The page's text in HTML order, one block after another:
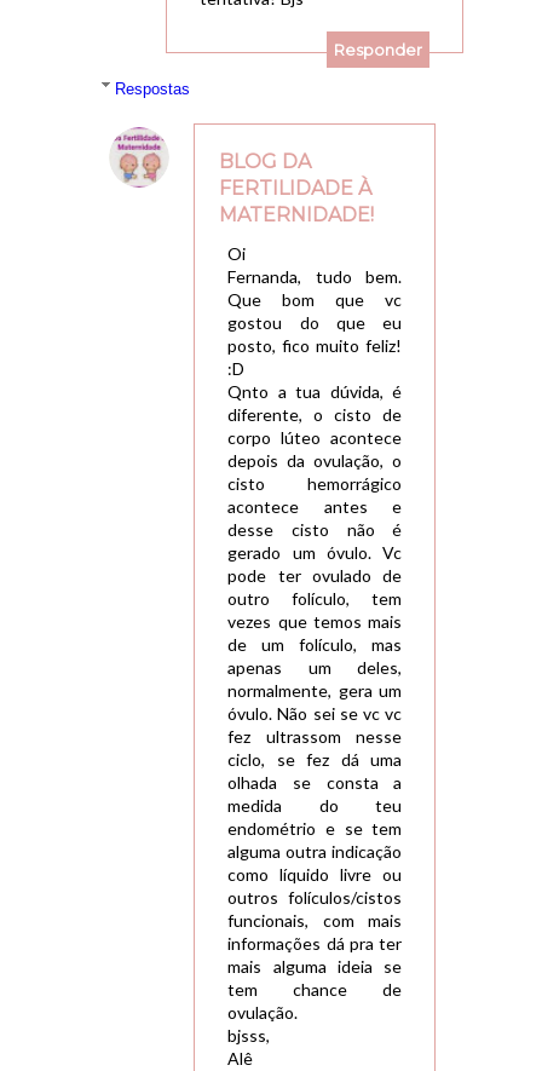
Responder
Respostas
BLOG DA
FERTILIDADE À
MATERNIDADE!
Oi
Fernanda, tudo bem.
Que bom que vc
gostou do que eu
posto, fico muito feliz!
:D
Qnto a tua dúvida, é
diferente, o cisto de
corpo lúteo acontece
depois da ovulação, o
cisto hemorrágico
acontece antes e
desse cisto não é
gerado um óvulo. Vc
pode ter ovulado de
outro folículo, tem
vezes que temos mais
de um folículo, mas
apenas um deles,
normalmente, gera um
óvulo. Não sei se vc vc
fez ultrassom nesse
ciclo, se fez dá uma
olhada se consta a
medida do teu
endométrio e se tem
alguma outra indicação
como líquido livre ou
outros folículos/cistos
funcionais, com mais
informações dá pra ter
mais alguma ideia se
tem chance de
ovulação.
bjsss,
Alê